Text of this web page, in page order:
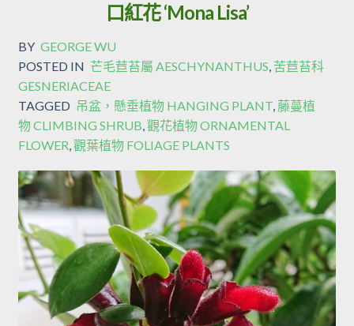
口紅花 ‘Mona Lisa’
BY GEORGE WU
POSTED IN 芒毛苣苔屬 AESCHYNANTHUS, 苦苣苔科
GESNERIACEAE
TAGGED 吊盆，懸垂植物 HANGING PLANT, 藤蔓植
物 CLIMBING SHRUB,觀花植物 ORNAMENTAL
FLOWER,觀葉植物 FOLIAGE PLANTS